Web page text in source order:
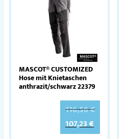
MASCOT® CUSTOMIZED
Hose mit Knietaschen
anthrazit/schwarz 22379
116,56€
107,23€